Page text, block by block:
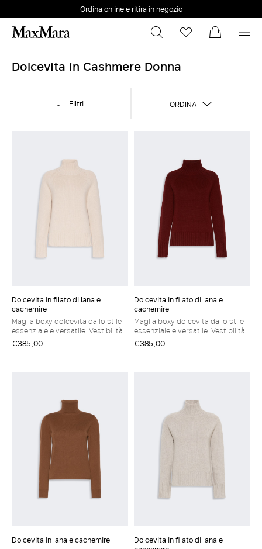
Cambia taglia e colore online
Spedizioni e resi gratuiti
Dolcevita in Cashmere Donna
Filtri ORDINA
Dolcevita in filato di lana e
cachemire
Maglia boxy dolcevita dallo stile
essenziale e versatile. Vestibilità
regolare Dolcevita in filato di lana
e cachemire Collo alto Maniche
€385,00
Dolcevita in filato di lana e
cachemire
Maglia boxy dolcevita dallo stile
essenziale e versatile. Vestibilità
regolare Dolcevita in filato di lana
e cachemire Collo alto Maniche
€385,00
Dolcevita in lana e cachemire
Dolcevita in filato di lana e